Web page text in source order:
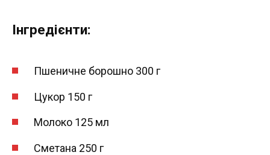
Інгредієнти:
Пшеничне борошно 300 г
Цукор 150 г
Молоко 125 мл
Сметана 250 г